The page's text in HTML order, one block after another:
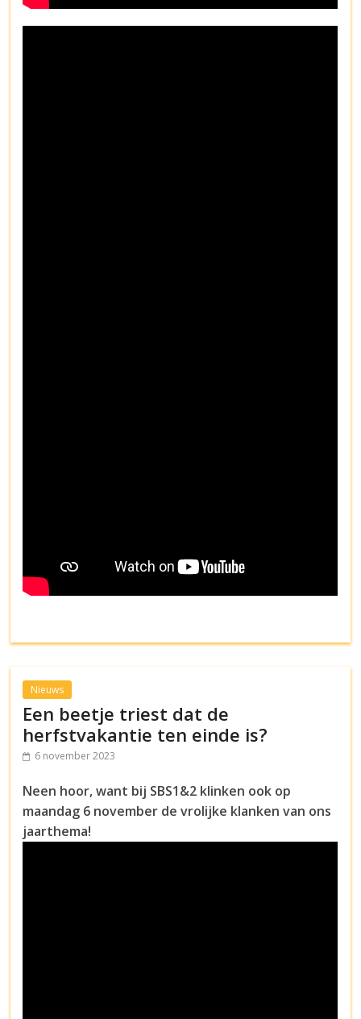
Nieuws
Een beetje triest dat de
herfstvakantie ten einde is?
6 november 2023
Neen hoor, want bij SBS1&2 klinken ook op
maandag 6 november de vrolijke klanken van ons
jaarthema!